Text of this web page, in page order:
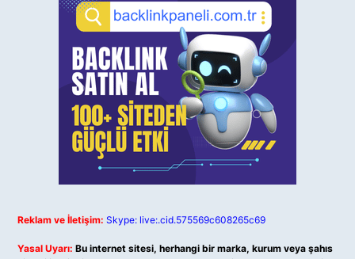
Reklam ve İletişim: Skype: live:.cid.575569c608265c69
Yasal Uyarı: Bu internet sitesi, herhangi bir marka, kurum veya şahıs